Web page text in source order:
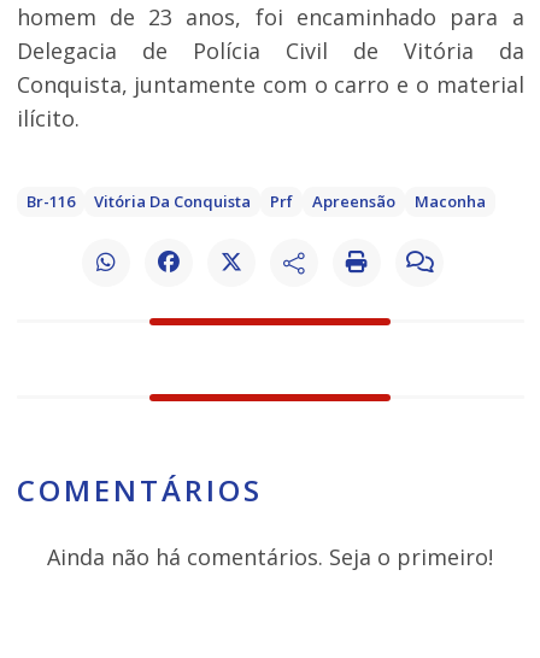
homem de 23 anos, foi encaminhado para a
Delegacia de Polícia Civil de Vitória da
Conquista, juntamente com o carro e o material
ilícito.
Br-116 Vitória Da Conquista Prf Apreensão Maconha
COMENTÁRIOS
Ainda não há comentários. Seja o primeiro!